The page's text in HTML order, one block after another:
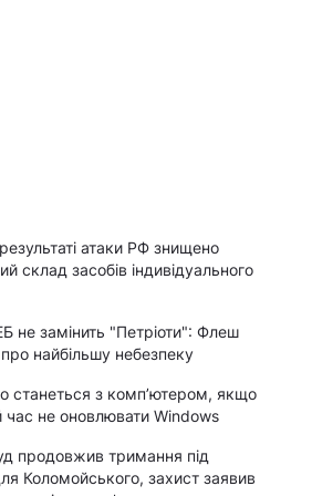
атаки РФ знищено
склад засобів індивідуального
не замінить "Петріоти": Флеш
про найбільшу небезпеку
станеться з комп’ютером, якщо
час не оновлювати Windows
продовжив тримання під
Коломойського, захист заявив